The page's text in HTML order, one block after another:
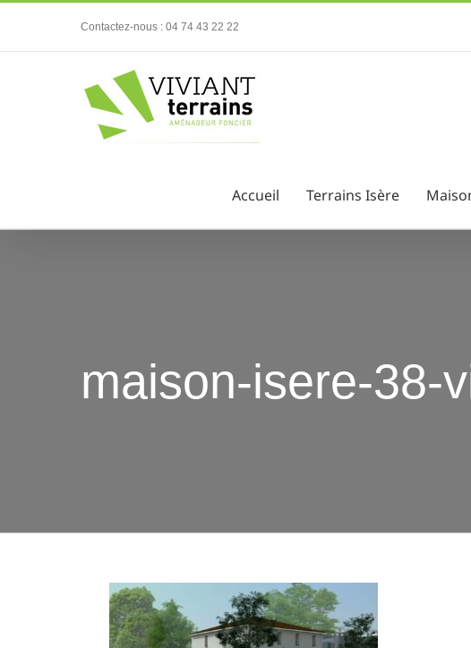
Contactez-nous : 04 74 43 22 22
Accueil Terrains Isère
maison-isere-38-